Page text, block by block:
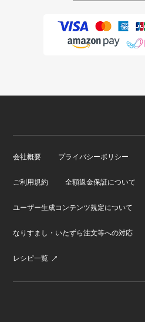
会社概要 プライバシーポリシー
ご利用規約 全額返金保証について
ユーザー生成コンテンツ規定について
なりすまし・いたずら注文等への対応
レシピ一覧